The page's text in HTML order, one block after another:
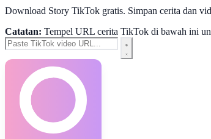
Download Story TikTok gratis. Simpan cerita dan
Catatan: Tempel URL cerita TikTok di bawah ini